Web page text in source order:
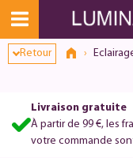
Retour
Livraison gratuite
À partir de 99 €, les
votre commande
Dialogue de consentement